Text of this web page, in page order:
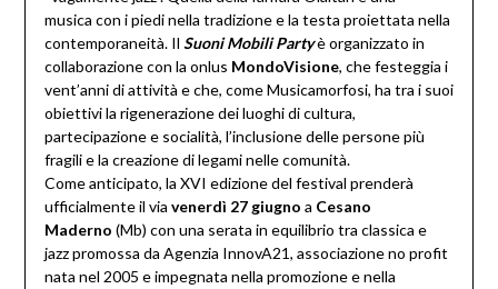
musica con i piedi nella tradizione e la testa proiettata nella
contemporaneità. Il Suoni Mobili Partyè organizzato in
collaborazione con la onlus MondoVisione, che festeggia i
vent’anni di attività e che, come Musicamorfosi, ha tra i suoi
obiettivi la rigenerazione dei luoghi di cultura,
partecipazione e socialità, l’inclusione delle persone più
fragili e la creazione di legami nelle comunità.
Come anticipato, la XVI edizione del festival prenderà
ufficialmente il via venerdì 27 giugno a Cesano
Maderno (Mb) con una serata in equilibrio tra classica e
jazz promossa da Agenzia InnovA21, associazione no profit
nata nel 2005 e impegnata nella promozione e nella